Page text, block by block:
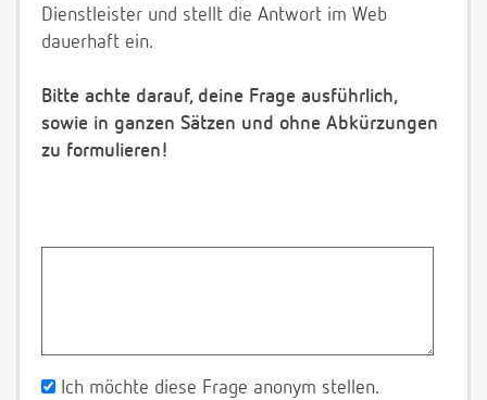
Dienstleister und stellt die Antwort im Web
dauerhaft ein.
Bitte achte darauf, deine Frage ausführlich,
sowie in ganzen Sätzen und ohne Abkürzungen
zu formulieren!
Ich möchte diese Frage anonym stellen.